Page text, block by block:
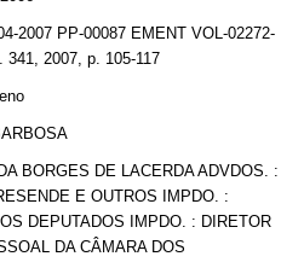
2007 PP-00087 EMENT VOL-02272-
2007, p. 105-117
BORGES DE LACERDA ADVDOS. :
E OUTROS IMPDO. :
DEPUTADOS IMPDO. : DIRETOR
DA CÂMARA DOS